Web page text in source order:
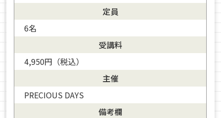
定員
6名
受講料
4,950円（税込）
主催
PRECIOUS DAYS
備考欄